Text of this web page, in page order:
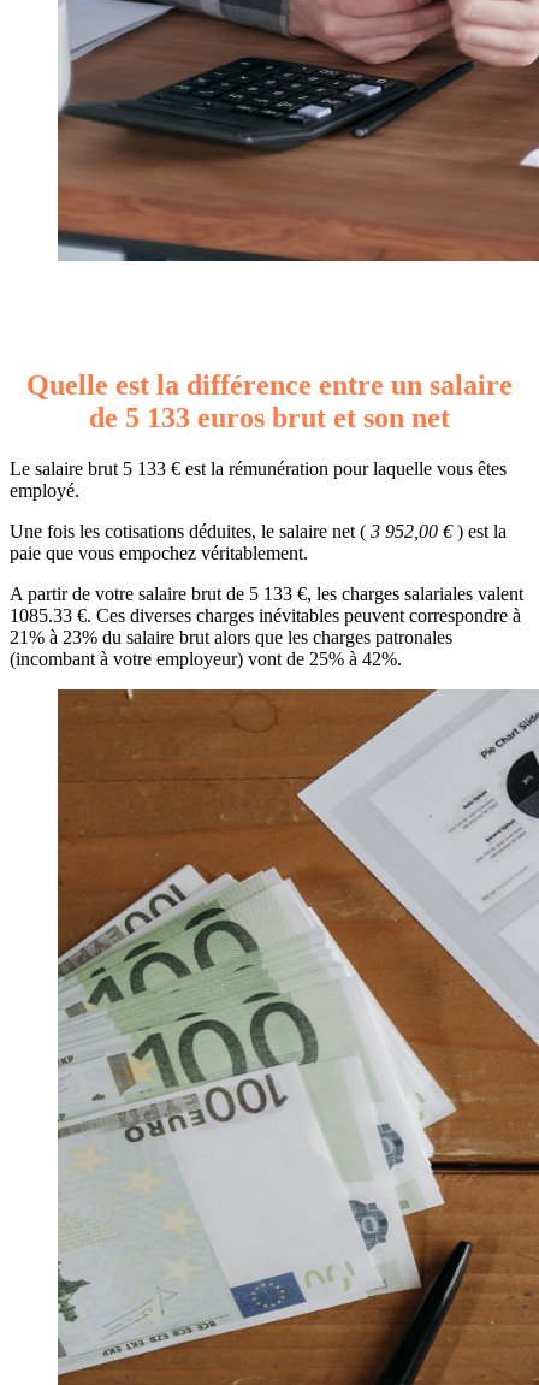
Quelle est la différence entre un salaire
de 5 133 euros brut et son net
Le salaire brut 5 133 € est la rémunération pour laquelle vous êtes
employé.
Une fois les cotisations déduites, le salaire net ( 3 952,00 €) est la
paie que vous empochez véritablement.
A partir de votre salaire brut de 5 133 €, les charges salariales valent
1085.33 €. Ces diverses charges inévitables peuvent correspondre à
21% à 23% du salaire brut alors que les charges patronales
(incombant à votre employeur) vont de 25% à 42%.